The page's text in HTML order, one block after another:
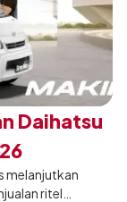
Daihatsu
melanjutkan
ritel